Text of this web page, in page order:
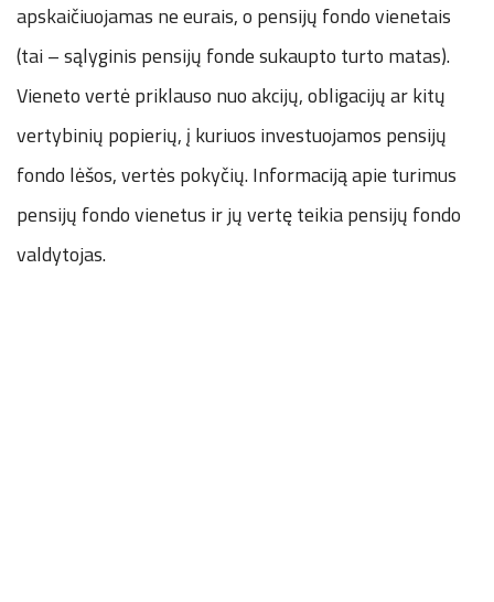
apskaičiuojamas ne eurais, o pensijų fondo vienetais
(tai – sąlyginis pensijų fonde sukaupto turto matas).
Vieneto vertė priklauso nuo akcijų, obligacijų ar kitų
vertybinių popierių, į kuriuos investuojamos pensijų
fondo lėšos, vertės pokyčių. Informaciją apie turimus
pensijų fondo vienetus ir jų vertę teikia pensijų fondo
valdytojas.